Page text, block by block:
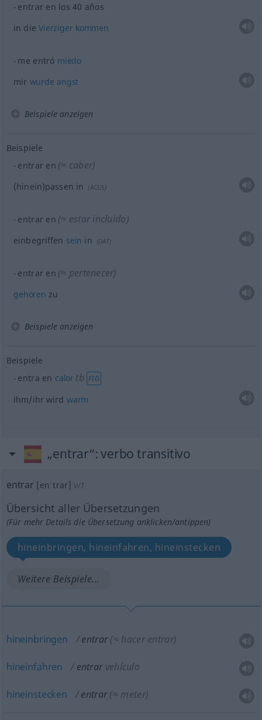
entrar en los 40 años
in die Vierziger kommen
me entró miedo
mir wurde angst
Beispiele anzeigen
Beispiele
entrar en (≈ caber)
(hinein)passen in (ACUS)
entrar en (≈ estar incluido)
einbegriffen sein in (DAT)
entrar en (≈ pertenecer)
gehören zu
Beispiele anzeigen
Beispiele
entra en calor tb FIG
ihm/ihr wird warm
„entrar“: verbo transitivo
entrar [enˈtrar] v/t
Übersicht aller Übersetzungen
(Für mehr Details die Übersetzung anklicken/antippen)
hineinbringen, hineinfahren, hineinstecken
Weitere Beispiele...
hineinbringen entrar (≈ hacer entrar)
hineinfahren entrar vehículo
hineinstecken entrar (≈ meter)